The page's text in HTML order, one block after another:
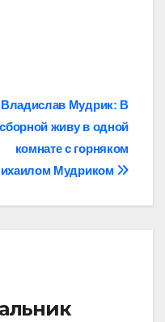
Владислав Мудрик: В
сборной живу в одной
комнате с горняком
Мудриком